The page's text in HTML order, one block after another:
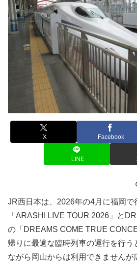
X Facebook
LINE
JR西日本は、2026年の4月に福岡で
「ARASHI LIVE TOUR 2026」と
の「DREAMS COME TRUE
帰りに最適な臨時列車の運行を行う
ながら岡山からは利用できませんが